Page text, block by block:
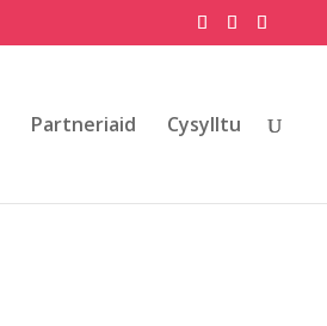
Partneriaid Cysylltu